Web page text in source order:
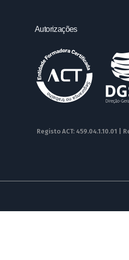
Autorizações
Registo ACT: 459.04.1.10.01 |